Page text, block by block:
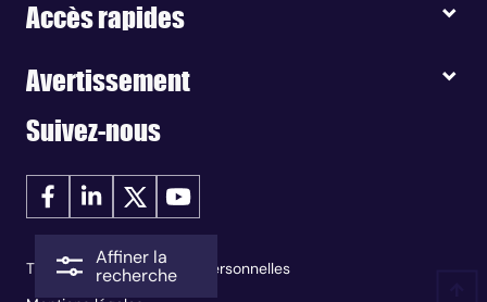
Affiner la
recherche
Accès rapides
Avertissement
Suivez-nous
Traitement des données personnelles